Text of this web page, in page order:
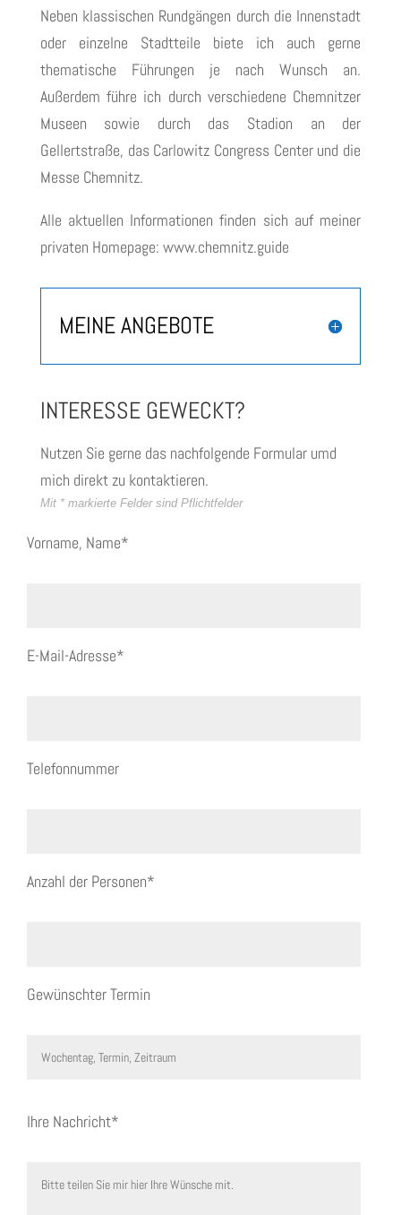
Neben klassischen Rundgängen durch die Innenstadt
oder einzelne Stadtteile biete ich auch gerne
thematische Führungen je nach Wunsch an.
Außerdem führe ich durch verschiedene Chemnitzer
Museen sowie durch das Stadion an der
Gellertstraße, das Carlowitz Congress Center und die
Messe Chemnitz.
Alle aktuellen Informationen finden sich auf meiner
privaten Homepage: www.chemnitz.guide
MEINE ANGEBOTE
INTERESSE GEWECKT?
Nutzen Sie gerne das nachfolgende Formular umd
mich direkt zu kontaktieren.
Mit * markierte Felder sind Pflichtfelder
Vorname, Name*
E-Mail-Adresse*
Telefonnummer
Anzahl der Personen*
Gewünschter Termin
Ihre Nachricht*